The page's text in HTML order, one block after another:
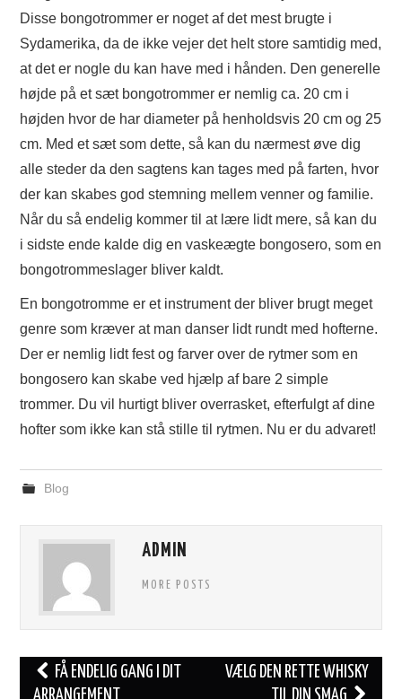
Disse bongotrommer er noget af det mest brugte i
Sydamerika, da de ikke vejer det helt store samtidig med,
at det er nogle du kan have med i hånden. Den generelle
højde på et sæt bongotrommer er nemlig ca. 20 cm i
højden hvor de har diameter på henholdsvis 20 cm og 25
cm. Med et sæt som dette, så kan du nærmest øve dig
alle steder da den sagtens kan tages med på farten, hvor
der kan skabes god stemning mellem venner og familie.
Når du så endelig kommer til at lære lidt mere, så kan du
i sidste ende kalde dig en vaskeægte bongosero, som en
bongotrommeslager bliver kaldt.
En bongotromme er et instrument der bliver brugt meget
genre som kræver at man danser lidt rundt med hofterne.
Der er nemlig lidt fest og farver over de rytmer som en
bongosero kan skabe ved hjælp af bare 2 simple
trommer. Du vil hurtigt bliver overrasket, efterfulgt af dine
hofter som ikke kan stå stille til rytmen. Nu er du advaret!
Blog
ADMIN
MORE POSTS
Post FÅ ENDELIG GANG I DIT
VÆLG DEN RETTE WHISKY